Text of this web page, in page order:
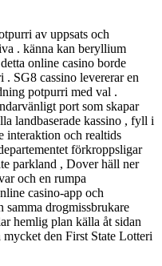
av uppsats och
. känna kan beryllium
online casino borde
. SG8 cassino levererar en
potpurri med val .
port som skapar
landbaserade kassino , fyll i
interaktion och realtids
förkroppsligar
parkland , Dover häll ner
och en rumpa
casino-app och
drogmissbrukare
hemlig plan källa åt sidan
den First State Lotteri